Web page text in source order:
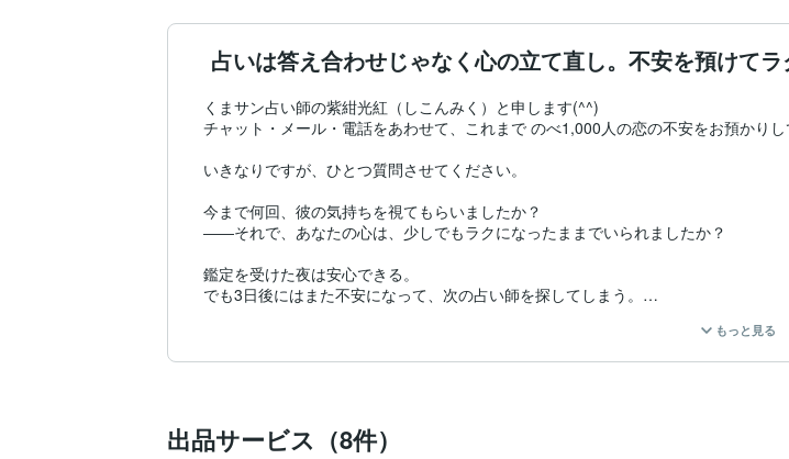
占いは答え合わせじゃなく心の立て直し。不安を預けて
くまサン占い師の紫紺光紅（しこんみく）と申します(^^)
チャット・メール・電話をあわせて、これまで のべ1,000人の恋の不安をお預かりし
いきなりですが、ひとつ質問させてください。
今まで何回、彼の気持ちを視てもらいましたか？
――それで、あなたの心は、少しでもラクになったままでいられましたか？
鑑定を受けた夜は安心できる。
でも3日後にはまた不安になって、次の占い師を探してしまう。
占いを「答え合わせ」にする使い方のせいです。
不安と占いの距離だけが縮まっていく――
もっと見る
出品サービス（8件）